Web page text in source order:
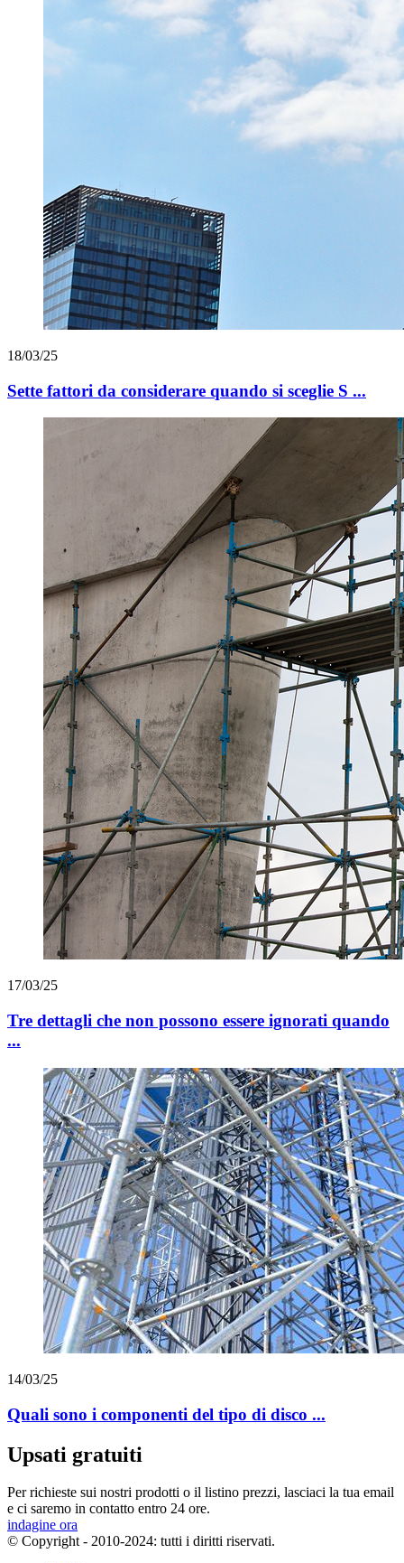
18/03/25
Sette fattori da considerare quando si sceglie S ...
17/03/25
Tre dettagli che non possono essere ignorati quando
...
14/03/25
Quali sono i componenti del tipo di disco ...
Upsati gratuiti
Per richieste sui nostri prodotti o il listino prezzi, lasciaci la tua email
e ci saremo in contatto entro 24 ore.
indagine ora
© Copyright - 2010-2024: tutti i diritti riservati.